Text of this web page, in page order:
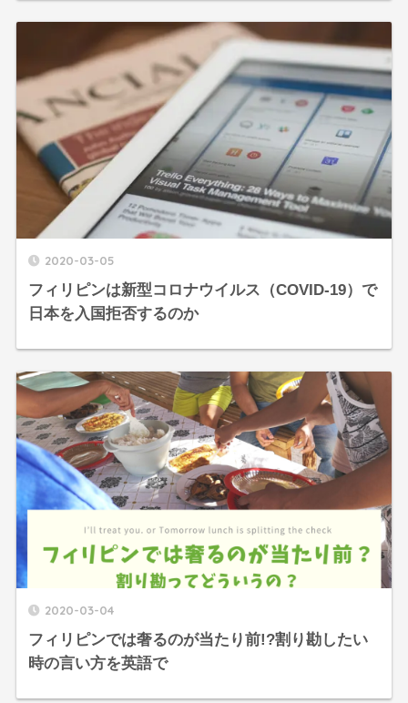
2020-03-05
フィリピンは新型コロナウイルス（COVID-19）で
日本を入国拒否するのか
2020-03-04
フィリピンでは奢るのが当たり前!?割り勘したい
時の言い方を英語で